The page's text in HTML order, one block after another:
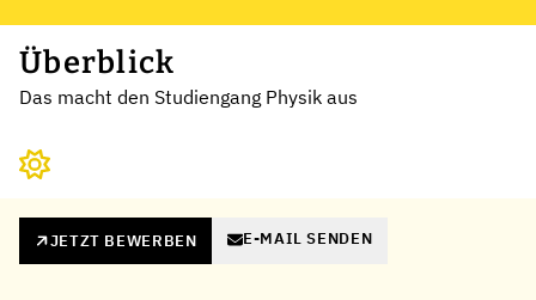
Überblick
Das macht den Studiengang Physik aus
JETZT BEWERBEN E-MAIL SENDEN